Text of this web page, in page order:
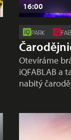
16:00
PARK
Otevíráme
iQFABLAB a
nabitý